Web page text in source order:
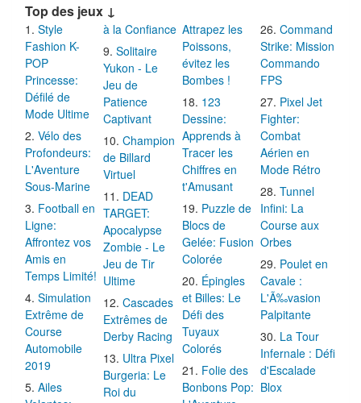
Top des jeux ↓
Style
Fashion K-
POP
Princesse:
Défilé de
Mode Ultime
Vélo des
Profondeurs:
L'Aventure
Sous-Marine
Football en
Ligne:
Affrontez vos
Amis en
Temps Limité!
Simulation
Extrême de
Course
Automobile
2019
Ailes
à la Confiance
Solitaire
Yukon - Le
Jeu de
Patience
Captivant
Champion
de Billard
Virtuel
DEAD
TARGET:
Apocalypse
Zombie - Le
Jeu de Tir
Ultime
Cascades
Extrêmes de
Derby Racing
Ultra Pixel
Burgeria: Le
Roi du
Attrapez les
Poissons,
évitez les
Bombes !
123
Dessine:
Apprends à
Tracer les
Chiffres en
t'Amusant
Puzzle de
Blocs de
Gelée: Fusion
Colorée
Épingles
et Billes: Le
Défi des
Tuyaux
Colorés
Folie des
Bonbons Pop:
Command
Strike: Mission
Commando
FPS
Pixel Jet
Fighter:
Combat
Aérien en
Mode Rétro
Tunnel
Infini: La
Course aux
Orbes
Poulet en
Cavale :
L'Ã‰vasion
Palpitante
La Tour
Infernale : Défi
d'Escalade
Blox